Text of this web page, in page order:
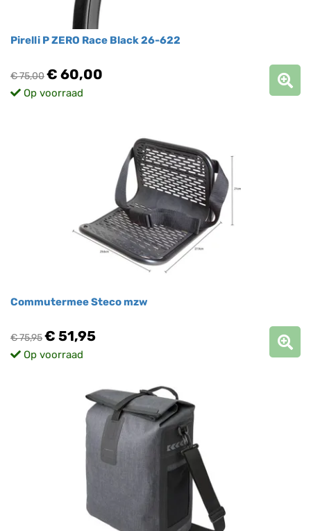
Pirelli P ZERO Race Black 26-622
€ 75,00€ 60,00
Op voorraad
Commutermee Steco mzw
€ 75,95€ 51,95
Op voorraad